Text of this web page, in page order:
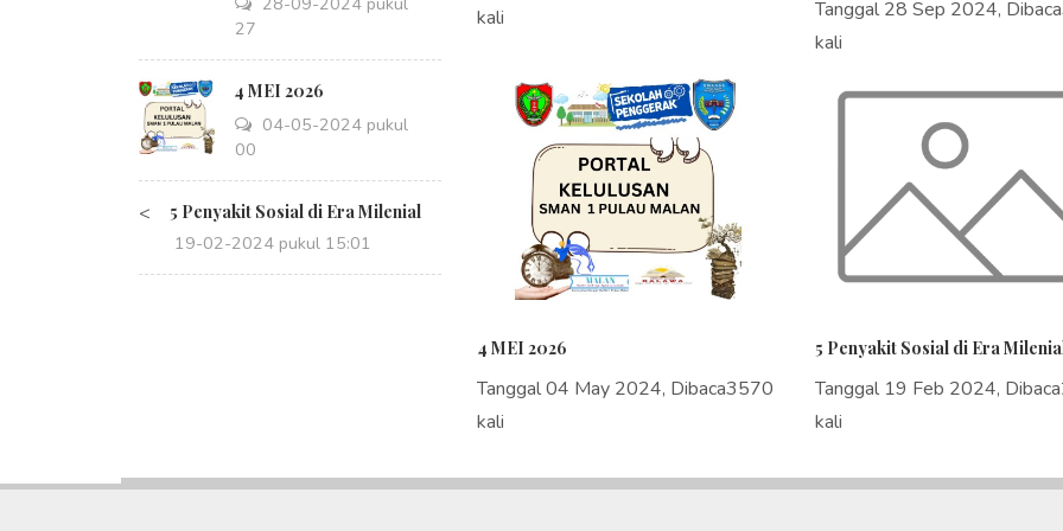
14:27
4 MEI 2026
04-05-2024 pukul
08:00
< 5 Penyakit Sosial di Era Milenial
19-02-2024 pukul 15:01
kali
Tanggal 28 Sep 2024,
kali
4 MEI 2026
Tanggal 04 May 2024, Dibaca3570
kali
5 Penyakit Sosial di Era
Tanggal 19 Feb 2024,
kali